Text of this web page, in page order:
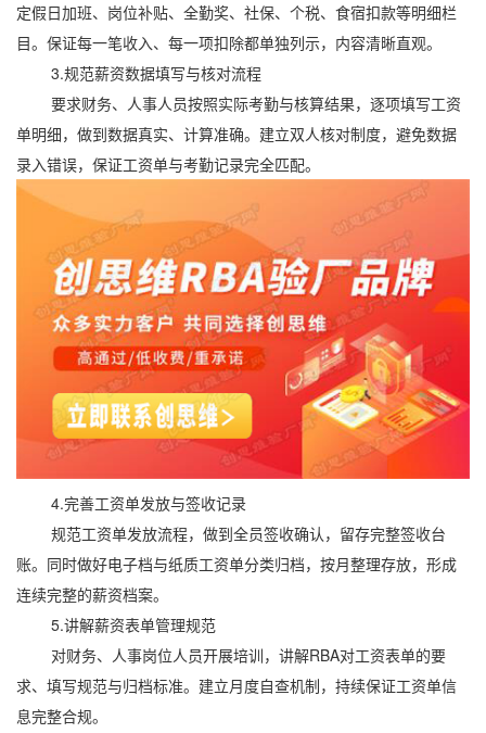
定假日加班、岗位补贴、全勤奖、社保、个税、食宿扣款等明细栏
目。保证每一笔收入、每一项扣除都单独列示，内容清晰直观。
3.规范薪资数据填写与核对流程
要求财务、人事人员按照实际考勤与核算结果，逐项填写工资
单明细，做到数据真实、计算准确。建立双人核对制度，避免数据
录入错误，保证工资单与考勤记录完全匹配。
4.完善工资单发放与签收记录
规范工资单发放流程，做到全员签收确认，留存完整签收台
账。同时做好电子档与纸质工资单分类归档，按月整理存放，形成
连续完整的薪资档案。
5.讲解薪资表单管理规范
对财务、人事岗位人员开展培训，讲解RBA对工资表单的要
求、填写规范与归档标准。建立月度自查机制，持续保证工资单信
息完整合规。